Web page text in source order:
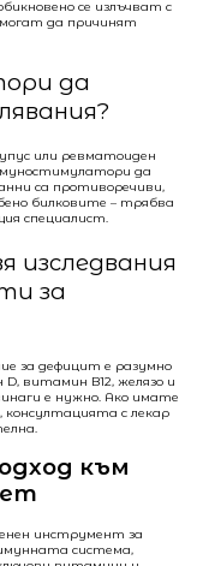
се излъчват с
да причинят
да
или ревматоиден
да
са противоречиви,
билковите – трябва
специалист.
изследвания
за
за дефицит е разумно
витамин B12, желязо и
е нужно. Ако имате
консултацията с лекар
към
инструмент за
система,